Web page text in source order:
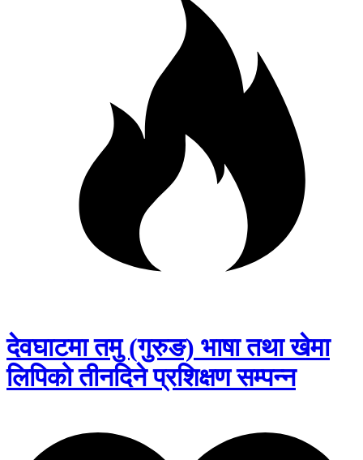
देवघाटमा तमु (गुरुङ) भाषा तथा खेमा
लिपिको तीनदिने प्रशिक्षण सम्पन्न